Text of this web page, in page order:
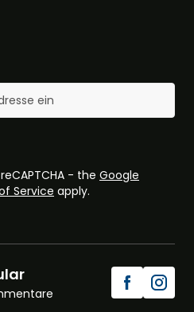
- the Google
Service apply.